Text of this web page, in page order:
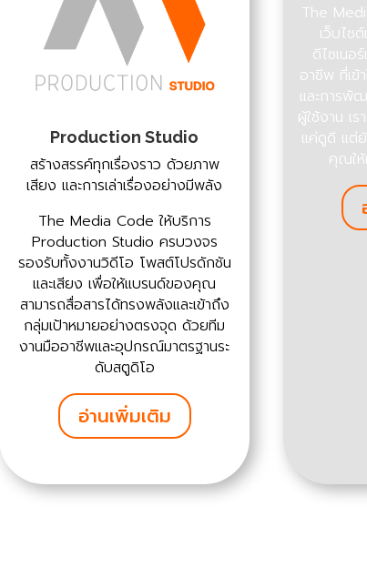
Production Studio
สร้างสรรค์ทุกเรื่องราว ด้วยภาพ
เสียง และการเล่าเรื่องอย่างมีพลัง
The Media Code ให้บริการ
Production Studio ครบวงจร
รองรับทั้งงานวิดีโอ โพสต์โปรดักชัน
และเสียง เพื่อให้แบรนด์ของคุณ
สามารถสื่อสารได้ทรงพลังและเข้าถึง
กลุ่มเป้าหมายอย่างตรงจุด ด้วยทีม
งานมืออาชีพและอุปกรณ์มาตรฐานระ
ดับสตูดิโอ
อ่านเพิ่มเติม
The
เว็บไซ
ดีไซเนอ
อาชีพ ที่เข้
และการพั
ผู้ใช้งาน เ
แค่ดูดี แต่
คุณให้